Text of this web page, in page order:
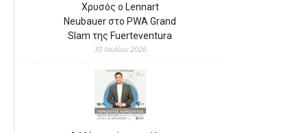
Χρυσός ο Lennart
Neubauer στο PWA Grand
Slam της Fuerteventura
30 Ιουλίου 2026